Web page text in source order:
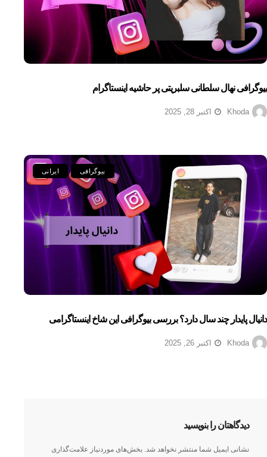
بیوگرافی نهال سلطانی سلبریتی پر حاشیه اینستاگرام
Khoda اکتبر 28, 2025
ایرانی بیوگرافی
دانیال پایدار چند سال دارد؟ بررسی بیوگرافی این شاخ اینستاگرامی
Khoda اکتبر 26, 2025
دیدگاهتان را بنویسید
نشانی ایمیل شما منتشر نخواهد شد. بخش‌های موردنیاز علامت‌گذاری